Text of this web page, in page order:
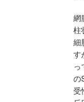
網
柱
細
す
っ
の
受